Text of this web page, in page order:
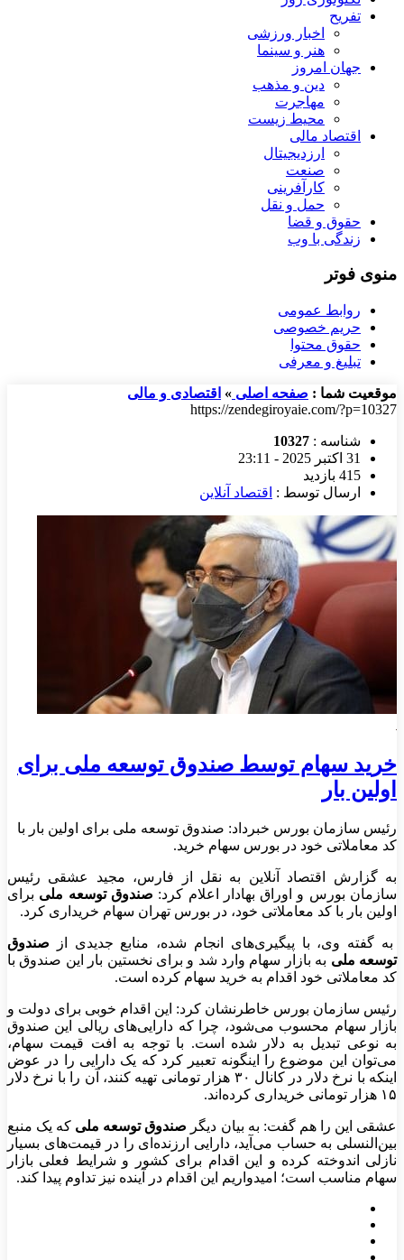
تفریح
اخبار ورزشی
هنر و سینما
جهان امروز
دین و مذهب
مهاجرت
محیط زیست
اقتصاد مالی
ارزدیجیتال
صنعت
کارآفرینی
حمل و نقل
حقوق و قضا
زندگی با وب
منوی فوتر
روابط عمومی
حریم خصوصی
حقوق محتوا
تبلیغ و معرفی
موقعیت شما : صفحه اصلی » اقتصادی و مالی
https://zendegiroyaie.com/?p=10327
شناسه : 10327
31 اکتبر 2025 - 23:11
415 بازدید
ارسال توسط : اقتصاد آنلاین
خرید سهام توسط صندوق توسعه ملی برای
اولین بار
رئیس سازمان بورس خبرداد: صندوق توسعه ملی برای اولین بار با
کد معاملاتی خود در بورس سهام خرید.
به گزارش اقتصاد آنلاین به نقل از فارس، مجید عشقی رئیس
سازمان بورس و اوراق بهادار اعلام کرد: صندوق توسعه ملی برای
اولین بار با کد معاملاتی خود، در بورس تهران سهام خریداری کرد.
به گفته وی، با پیگیری‌های انجام شده، منابع جدیدی از صندوق
توسعه ملی به بازار سهام وارد شد و برای نخستین بار این صندوق با
کد معاملاتی خود اقدام به خرید سهام کرده است.
رئیس سازمان بورس خاطرنشان کرد: این اقدام خوبی برای دولت و
بازار سهام محسوب می‌شود، چرا که دارایی‌های ریالی این صندوق
به‌ نوعی تبدیل به دلار شده است. با توجه به افت قیمت سهام،
می‌توان این موضوع را اینگونه تعبیر کرد که یک دارایی را در عوض
اینکه با نرخ دلار در کانال ۳۰ هزار تومانی تهیه کنند، آن را با نرخ دلار
۱۵ هزار تومانی خریداری کرده‌اند.
عشقی این را هم گفت: به بیان دیگر صندوق توسعه ملی که یک منبع
بین‌النسلی به حساب می‌آید، دارایی ارزنده‌ای را در قیمت‌های بسیار
نازلی اندوخته کرده و این اقدام برای کشور و شرایط فعلی بازار
سهام مناسب است؛ امیدواریم این اقدام در آینده نیز تداوم پیدا کند.